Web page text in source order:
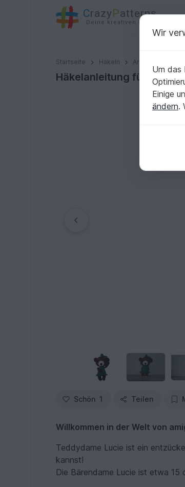
CrazyPatterns
Deine kreativen Ideen
Startseite Häkeln Amigurumi
Häkelanleitung für die Teddydame Lucie
Häkelanleitung für die
Schön 1 Teilen
Willkommen in der Welt von
Teddydame Lucie ist ein
kannst!
Die Bärendame Lucie ist etwa 15
Wir
Um das
Einige
ändern.